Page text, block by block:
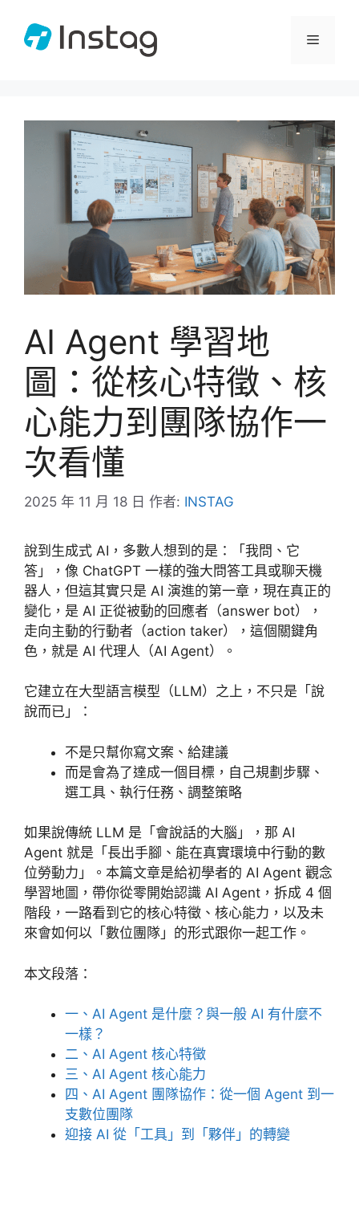
選
AI Agent 學習地
圖：從核心特徵、核
心能力到團隊協作一
次看懂
2025 年 11 月 18 日 作者: INSTAG
說到生成式 AI，多數人想到的是：「我問、它
答」，像 ChatGPT 一樣的強大問答工具或聊天機
器人，但這其實只是 AI 演進的第一章，現在真正的
變化，是 AI 正從被動的回應者（answer bot），
走向主動的行動者（action taker），這個關鍵角
色，就是 AI 代理人（AI Agent）。
它建立在大型語言模型（LLM）之上，不只是「說
說而已」：
不是只幫你寫文案、給建議
而是會為了達成一個目標，自己規劃步驟、
選工具、執行任務、調整策略
如果說傳統 LLM 是「會說話的大腦」，那 AI
Agent 就是「長出手腳、能在真實環境中行動的數
位勞動力」。本篇文章是給初學者的 AI Agent 觀念
學習地圖，帶你從零開始認識 AI Agent，拆成 4 個
階段，一路看到它的核心特徵、核心能力，以及未
來會如何以「數位團隊」的形式跟你一起工作。
本文段落：
一、AI Agent 是什麼？與一般 AI 有什麼不
一樣？
二、AI Agent 核心特徵
三、AI Agent 核心能力
四、AI Agent 團隊協作：從一個 Agent 到一
支數位團隊
迎接 AI 從「工具」到「夥伴」的轉變